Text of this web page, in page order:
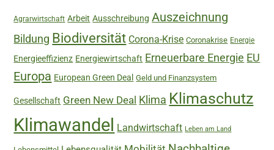
Agrarwirtschaft Arbeit Ausschreibung Auszeichnung
Bildung Biodiversität Corona-Krise Coronakrise Energie
Energieeffizienz Energiewirtschaft Erneuerbare Energie EU
Europa European Green Deal Geld und Finanzsystem
Gesellschaft Green New Deal Klima Klimaschutz
Klimawandel Landwirtschaft Leben am Land